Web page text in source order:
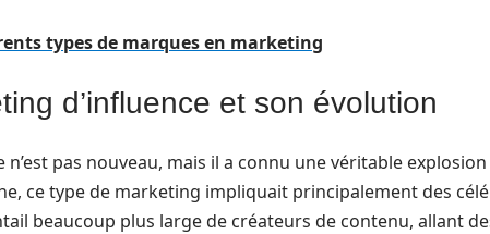
types de marques en marketing
d’influence et son évolution
pas nouveau, mais il a connu une véritable explosion
ce type de marketing impliquait principalement des
beaucoup plus large de créateurs de contenu, allant